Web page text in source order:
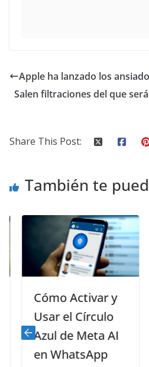
Apple ha lanzado los
Salen filtraciones del que
Share This Post:
También te
Cómo Activar y
Usar el Círculo
Azul de Meta AI
en WhatsApp